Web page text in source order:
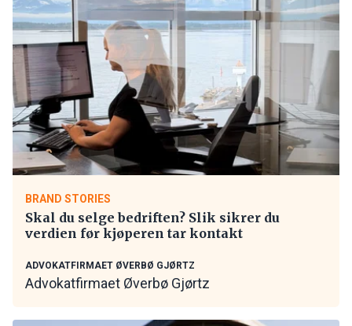
BRAND STORIES
Skal du selge bedriften? Slik sikrer du
verdien før kjøperen tar kontakt
ADVOKATFIRMAET ØVERBØ GJØRTZ
Advokatfirmaet Øverbø Gjørtz